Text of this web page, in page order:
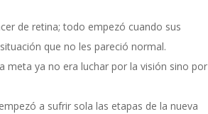
de retina; todo empezó cuando sus
que no les pareció normal.
meta ya no era luchar por la visión sino por
a sufrir sola las etapas de la nueva